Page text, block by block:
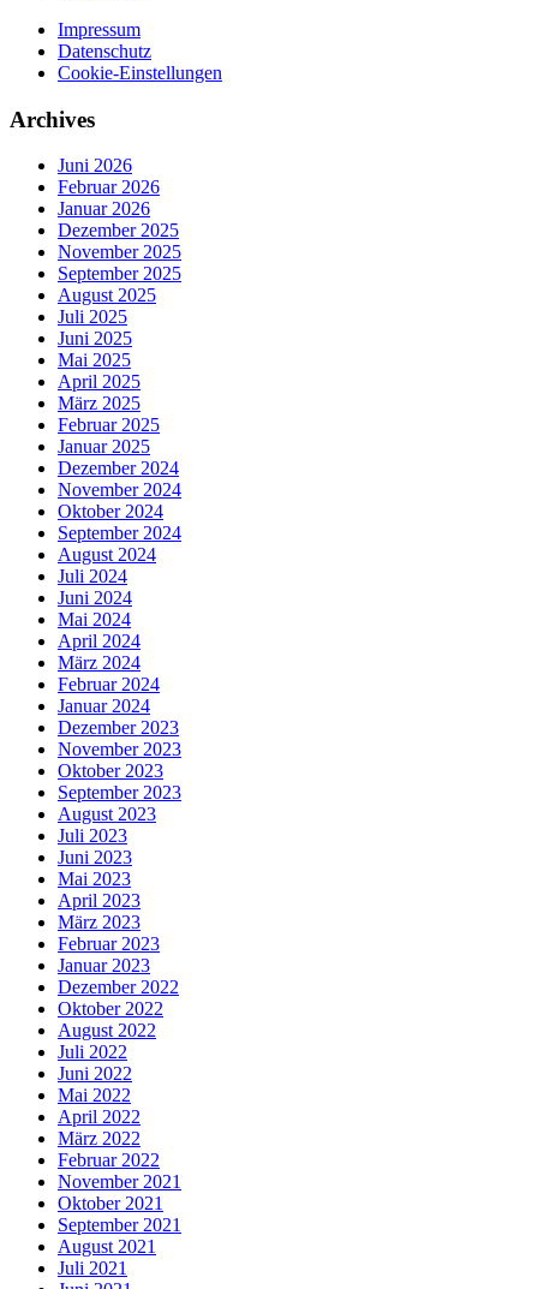
Impressum
Datenschutz
Cookie-Einstellungen
Archives
Juni 2026
Februar 2026
Januar 2026
Dezember 2025
November 2025
September 2025
August 2025
Juli 2025
Juni 2025
Mai 2025
April 2025
März 2025
Februar 2025
Januar 2025
Dezember 2024
November 2024
Oktober 2024
September 2024
August 2024
Juli 2024
Juni 2024
Mai 2024
April 2024
März 2024
Februar 2024
Januar 2024
Dezember 2023
November 2023
Oktober 2023
September 2023
August 2023
Juli 2023
Juni 2023
Mai 2023
April 2023
März 2023
Februar 2023
Januar 2023
Dezember 2022
Oktober 2022
August 2022
Juli 2022
Juni 2022
Mai 2022
April 2022
März 2022
Februar 2022
November 2021
Oktober 2021
September 2021
August 2021
Juli 2021